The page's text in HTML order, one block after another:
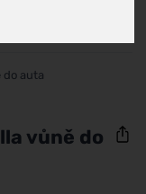
do auta
vůně do